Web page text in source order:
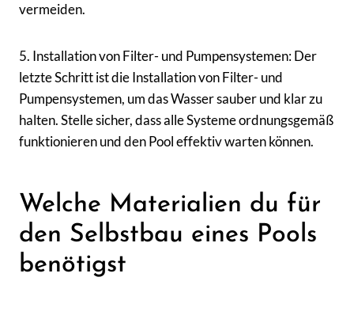
vermeiden.
5. Installation von Filter- und Pumpensystemen: Der
letzte Schritt ist die Installation von Filter- und
Pumpensystemen, um das Wasser sauber und klar zu
halten. Stelle sicher, dass alle Systeme ordnungsgemäß
funktionieren und den Pool effektiv warten können.
Welche Materialien du für
den Selbstbau eines Pools
benötigst